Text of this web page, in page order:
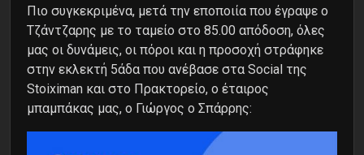
Πιο συγκεκριμένα, μετά την εποποιία που έγραψε ο
Τζάντζαρης με το ταμείο στο 85.00 απόδοση, όλες
μας οι δυνάμεις, οι πόροι και η προσοχή στράφηκε
στην εκλεκτή 5άδα που ανέβασε στα Social της
Stoiximan και στο Πρακτορείο, ο έταιρος
μπαμπάκας μας, ο Γιώργος ο Σπάρρης: